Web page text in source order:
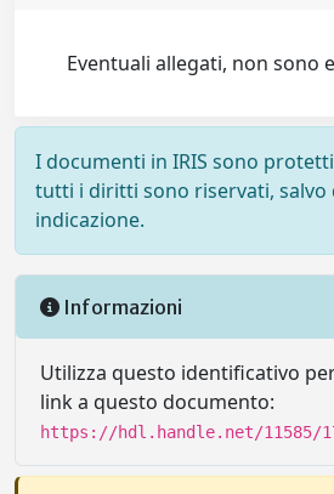
Eventuali allegati, non sono
I documenti in IRIS sono
tutti i diritti sono riservati, salvo
indicazione.
Informazioni
Utilizza questo identificativo
link a questo documento:
https://hdl.handle.net/11585/